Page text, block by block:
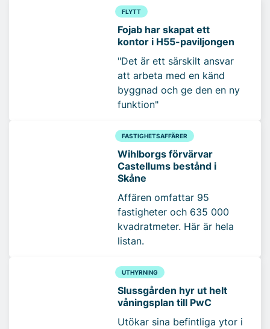
FLYTT
Fojab har skapat ett
kontor i H55-paviljongen
"Det är ett särskilt ansvar
att arbeta med en känd
byggnad och ge den en ny
funktion"
FASTIGHETSAFFÄRER
Wihlborgs förvärvar
Castellums bestånd i
Skåne
Affären omfattar 95
fastigheter och 635 000
kvadratmeter. Här är hela
listan.
UTHYRNING
Slussgården hyr ut helt
våningsplan till PwC
Utökar sina befintliga ytor i